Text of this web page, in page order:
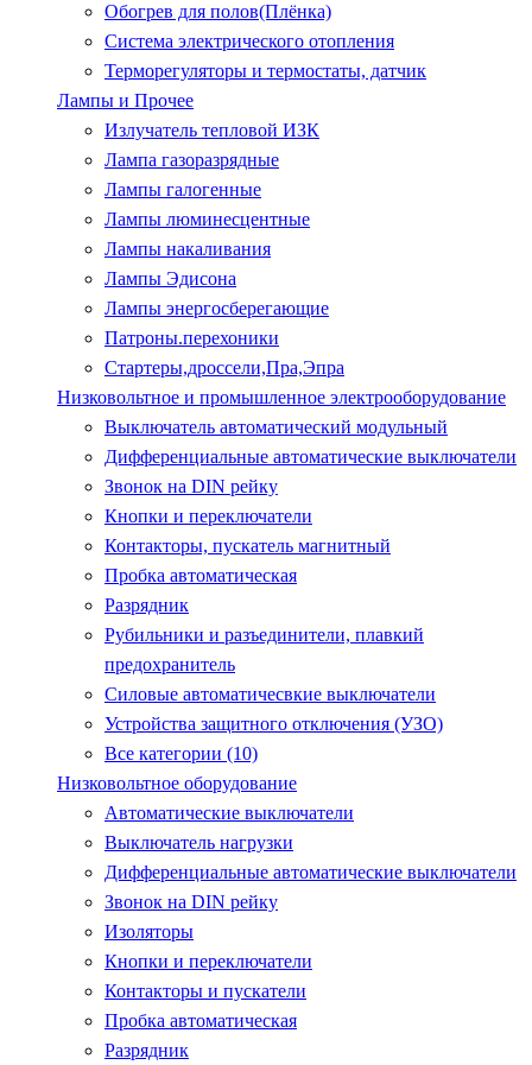
Обогрев для полов(Плёнка)
Система электрического отопления
Терморегуляторы и термостаты, датчик
Лампы и Прочее
Излучатель тепловой ИЗК
Лампа газоразрядные
Лампы галогенные
Лампы люминесцентные
Лампы накаливания
Лампы Эдисона
Лампы энергосберегающие
Патроны.перехоники
Стартеры,дроссели,Пра,Эпра
Низковольтное и промышленное электрооборудование
Выключатель автоматический модульный
Дифференциальные автоматические выключатели
Звонок на DIN рейку
Кнопки и переключатели
Контакторы, пускатель магнитный
Пробка автоматическая
Разрядник
Рубильники и разъединители, плавкий
предохранитель
Силовые автоматичесвкие выключатели
Устройства защитного отключения (УЗО)
Все категории (10)
Низковольтное оборудование
Автоматические выключатели
Выключатель нагрузки
Дифференциальные автоматические выключатели
Звонок на DIN рейку
Изоляторы
Кнопки и переключатели
Контакторы и пускатели
Пробка автоматическая
Разрядник